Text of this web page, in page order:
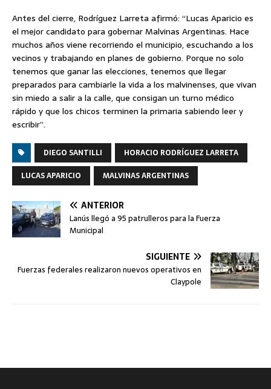
Antes del cierre, Rodríguez Larreta afirmó: “Lucas Aparicio es
el mejor candidato para gobernar Malvinas Argentinas. Hace
muchos años viene recorriendo el municipio, escuchando a los
vecinos y trabajando en planes de gobierno. Porque no solo
tenemos que ganar las elecciones, tenemos que llegar
preparados para cambiarle la vida a los malvinenses, que vivan
sin miedo a salir a la calle, que consigan un turno médico
rápido y que los chicos terminen la primaria sabiendo leer y
escribir”.
DIEGO SANTILLI
HORACIO RODRÍGUEZ LARRETA
LUCAS APARICIO
MALVINAS ARGENTINAS
ANTERIOR
Lanús llegó a 95 patrulleros para la Fuerza
Municipal
SIGUIENTE
Fuerzas federales realizaron nuevos operativos en
Claypole